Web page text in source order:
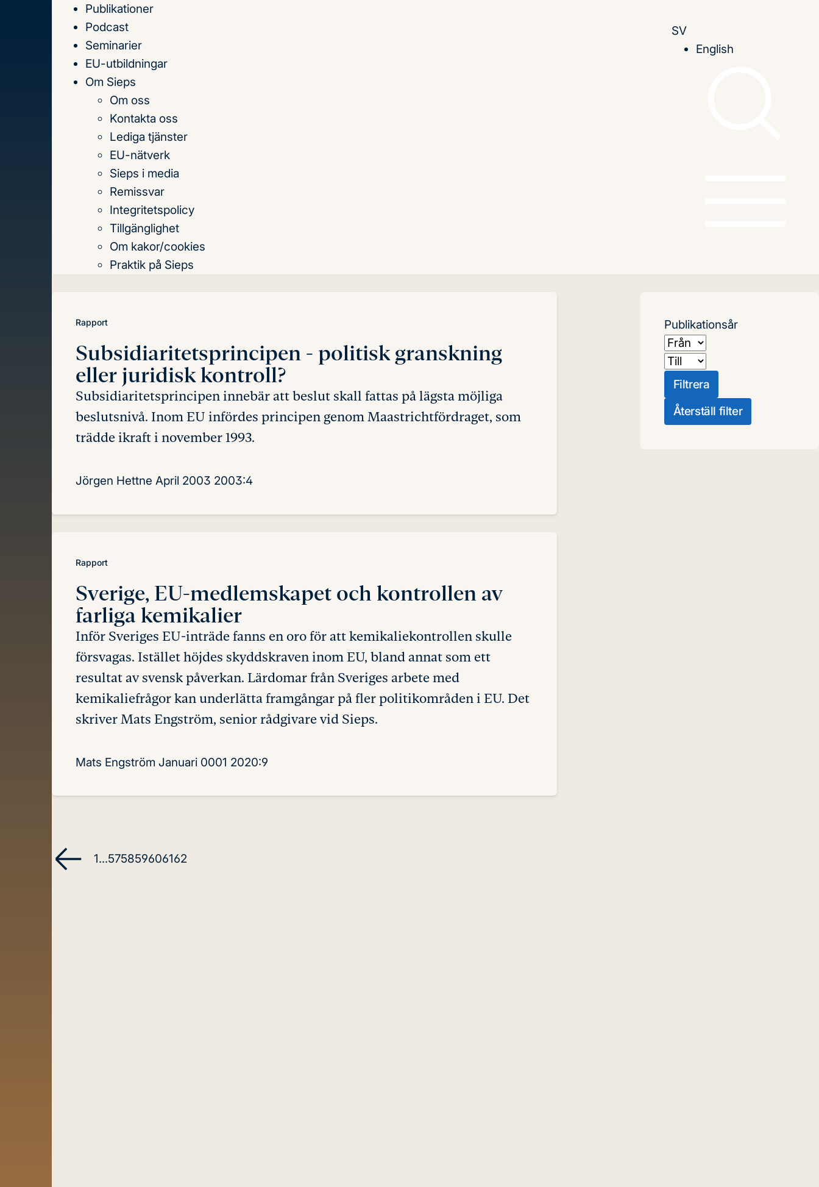
Till
innehållet
Publikationer
Podcast
Seminarier
EU-utbildningar
Om Sieps
Om oss
Kontakta oss
Lediga tjänster
EU-nätverk
Sieps i media
Remissvar
Integritetspolicy
Tillgänglighet
Om kakor/cookies
Praktik på Sieps
SV
English
Publikationer
Publikationer
författare
Senaste publikationernaTeman
Rapport
Subsidiaritetsprincipen - politisk granskning
eller juridisk kontroll?
Subsidiaritetsprincipen innebär att beslut skall fattas på lägsta möjliga
beslutsnivå. Inom EU infördes principen genom Maastrichtfördraget, som
trädde ikraft i november 1993.
Jörgen Hettne April 2003 2003:4
Rapport
Sverige, EU-medlemskapet och kontrollen av
farliga kemikalier
Inför Sveriges EU-inträde fanns en oro för att kemikaliekontrollen skulle
försvagas. Istället höjdes skyddskraven inom EU, bland annat som ett
resultat av svensk påverkan. Lärdomar från Sveriges arbete med
kemikaliefrågor kan underlätta framgångar på fler politikområden i EU. Det
skriver Mats Engström, senior rådgivare vid Sieps.
Mats Engström Januari 0001 2020:9
1...575859606162
Publikationsår
Från
Till
Filtrera
Återställ filter